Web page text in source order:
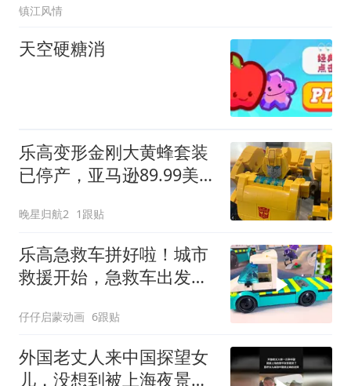
镇江风情
天空硬糖消
乐高变形金刚大黄蜂套装
已停产，亚马逊89.99美元
晚星归航2 1跟贴
乐高急救车拼好啦！城市
救援开始，急救车出发！
仔仔启蒙动画 6跟贴
外国老丈人来中国探望女
儿，没想到被上海夜景看